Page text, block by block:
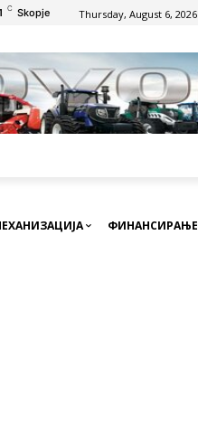
C Skopje Thursday, August 6, 2026
ФИНАНСИРАЊЕ